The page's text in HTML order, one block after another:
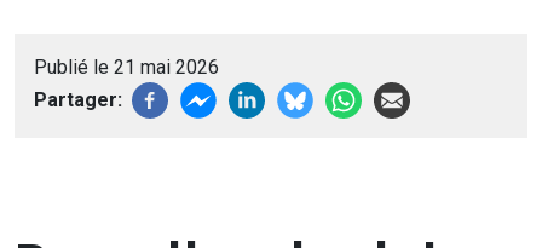
Publié le 21 mai 2026
Partager